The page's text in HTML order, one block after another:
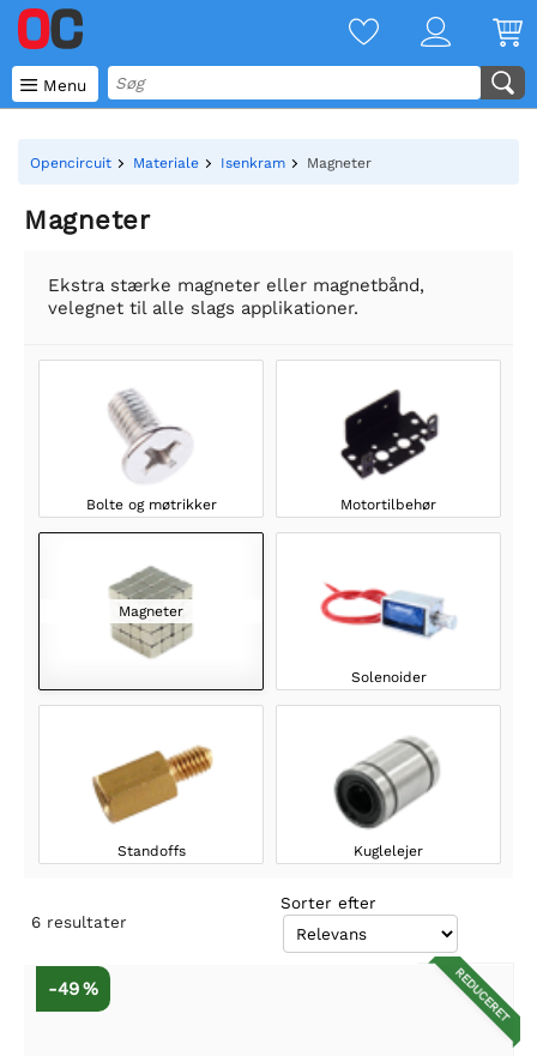
 Menu
Opencircuit Materiale Isenkram Magneter
Magneter
Ekstra stærke magneter eller magnetbånd,
velegnet til alle slags applikationer.
Bolte og møtrikker Motortilbehør
Magneter
Solenoider
Standoffs Kuglelejer
6 resultater
Sorter efter
REDUCERET
-49 %